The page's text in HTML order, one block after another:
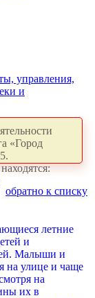
управления,
и
«Город
обратно к списку
летние
и
Малыши и
на улице и чаще
на
их в